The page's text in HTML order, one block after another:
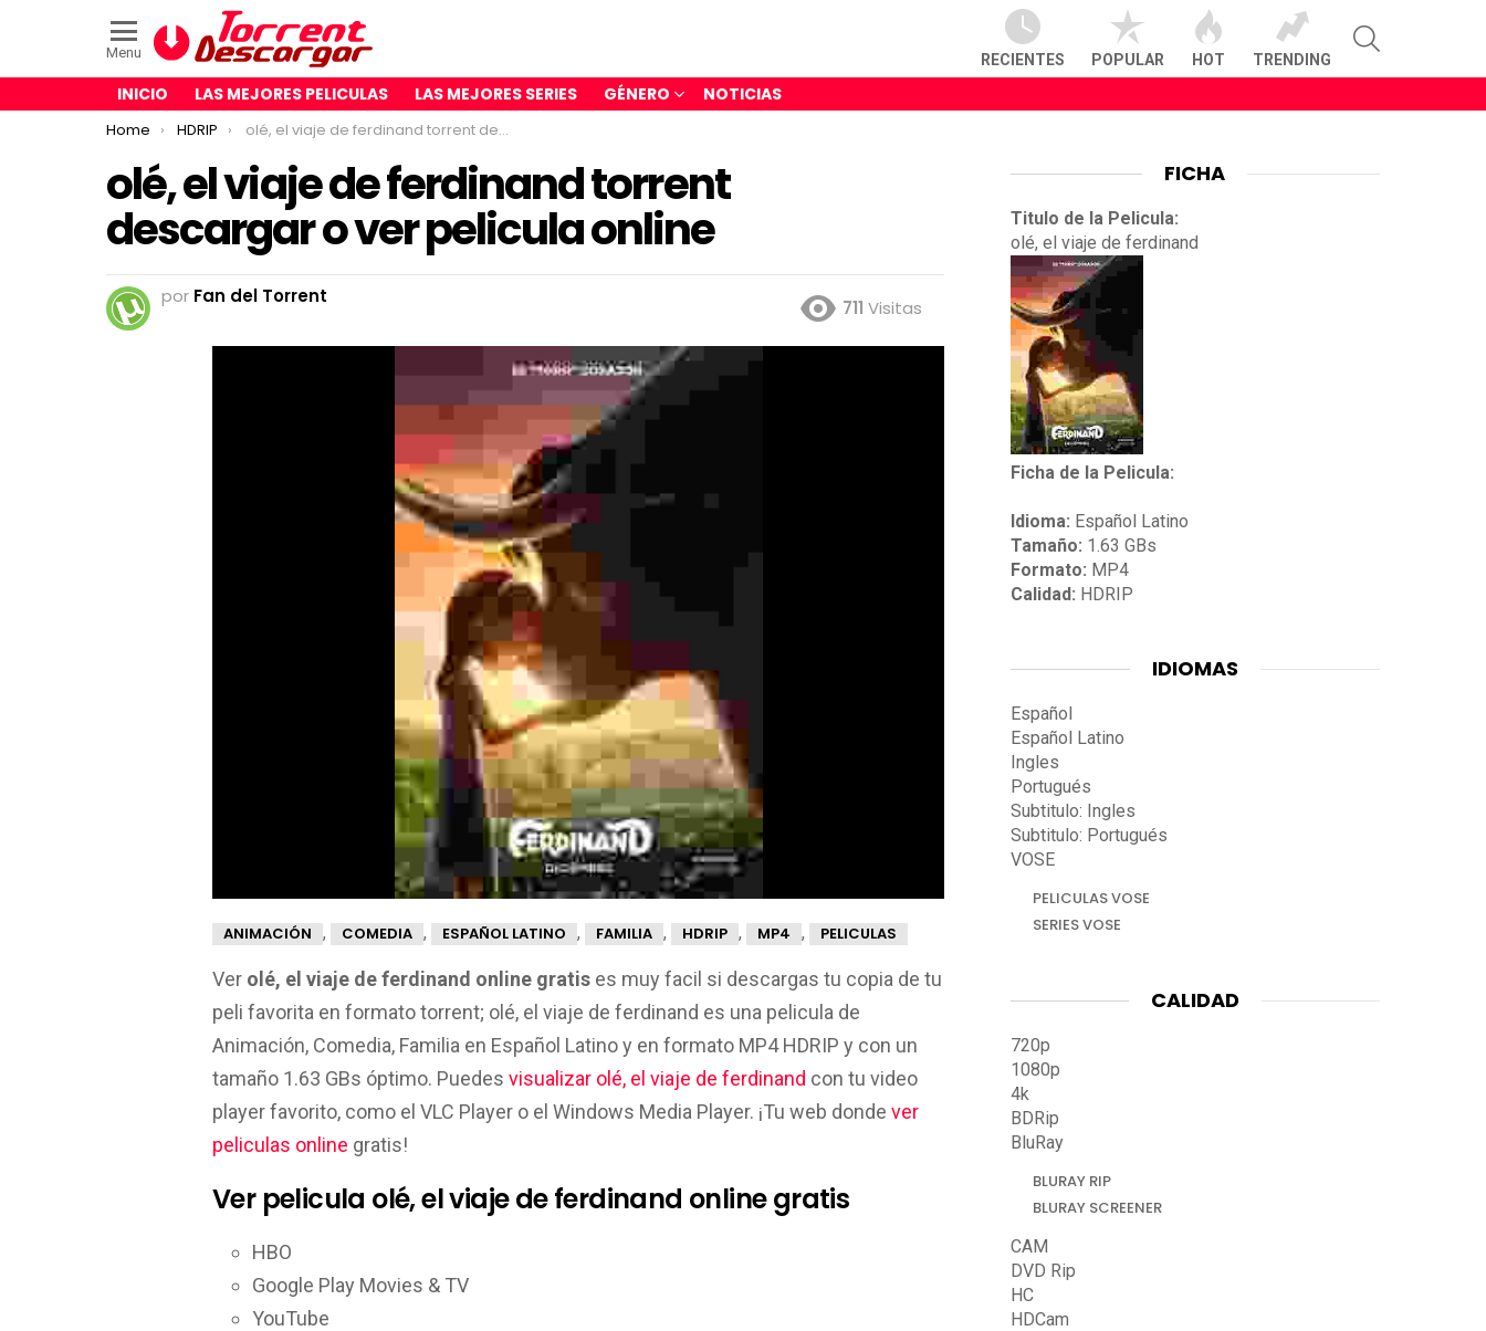
Menu RECIENTES POPULAR HOT TRENDING
INICIO LAS MEJORES PELICULAS LAS MEJORES SERIES GÉNERO NOTICIAS
You are here:
Home HDRIP olé, el viaje de ferdinand torrent descargar o ver pelicula online
olé, el viaje de ferdinand torrent
descargar o ver pelicula online
por Fan del Torrent
711 Visitas
ANIMACIÓN , COMEDIA , ESPAÑOL LATINO , FAMILIA , HDRIP , MP4 , PELICULAS
Ver olé, el viaje de ferdinand online gratis es muy facil si descargas tu copia de tu
peli favorita en formato torrent; olé, el viaje de ferdinand es una pelicula de
Animación, Comedia, Familia en Español Latino y en formato MP4 HDRIP y con un
tamaño 1.63 GBs óptimo. Puedes visualizar olé, el viaje de ferdinand con tu video
player favorito, como el VLC Player o el Windows Media Player. ¡Tu web donde ver
peliculas online gratis!
Ver pelicula olé, el viaje de ferdinand online gratis
HBO
Google Play Movies & TV
YouTube
FICHA
Titulo de la Pelicula:
olé, el viaje de ferdinand
Ficha de la Pelicula:
Idioma: Español Latino
Tamaño: 1.63 GBs
Formato: MP4
Calidad: HDRIP
IDIOMAS
Español
Español Latino
Ingles
Portugués
Subtitulo: Ingles
Subtitulo: Portugués
VOSE
PELICULAS VOSE
SERIES VOSE
CALIDAD
720p
1080p
4k
BDRip
BluRay
BLURAY RIP
BLURAY SCREENER
CAM
DVD Rip
HC
HDCam